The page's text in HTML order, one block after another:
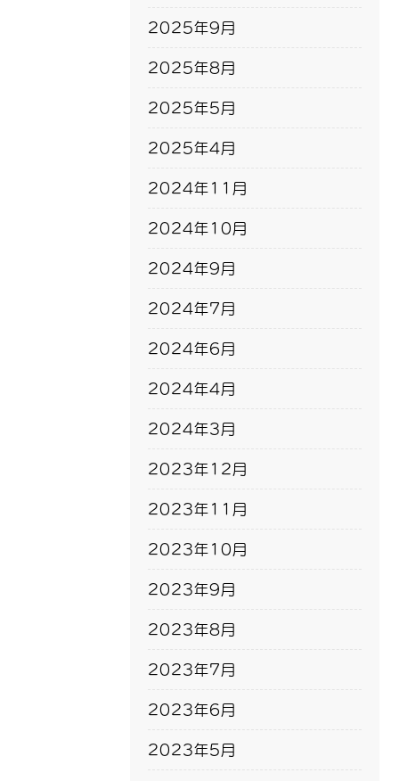
2025年9月
2025年8月
2025年5月
2025年4月
2024年11月
2024年10月
2024年9月
2024年7月
2024年6月
2024年4月
2024年3月
2023年12月
2023年11月
2023年10月
2023年9月
2023年8月
2023年7月
2023年6月
2023年5月